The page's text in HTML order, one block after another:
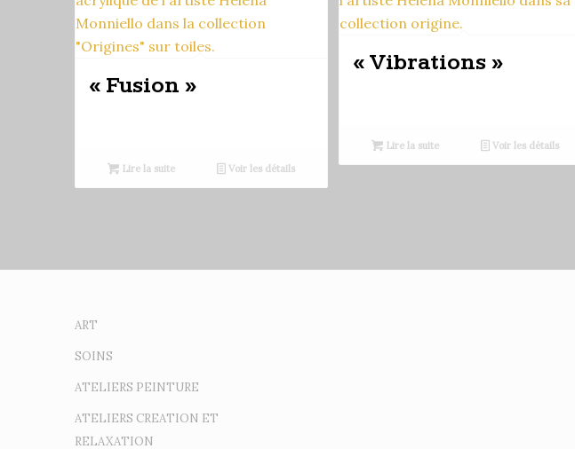
« Fusion »
Lire la suite Voir les détails
« Vibrations »
Lire la suite Voir les détails
ART
SOINS
ATELIERS PEINTURE
ATELIERS CREATION ET
RELAXATION